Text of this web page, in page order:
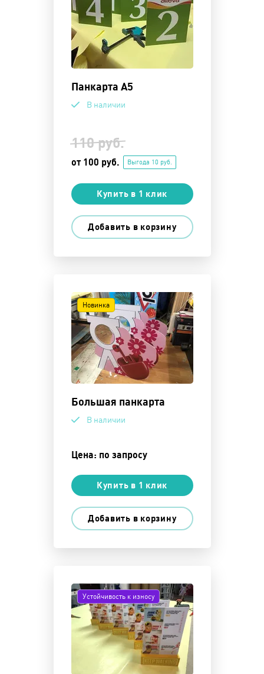
Панкарта А5
В наличии
110 руб.
от 100 руб. Выгода 10 руб.
Купить в 1 клик
Добавить в корзину
Большая панкарта
Новинка
В наличии
Цена: по запросу
Купить в 1 клик
Добавить в корзину
Устойчивость к износу